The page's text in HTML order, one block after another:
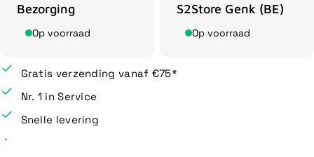
Bezorging
Op voorraad
S2Store Genk (BE)
Op voorraad
Gratis verzending vanaf €75*
Nr. 1 in Service
Snelle levering